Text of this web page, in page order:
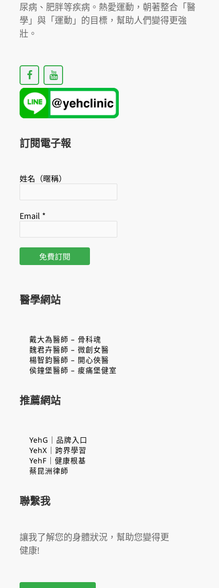
尿病、肥胖等疾病。熱愛運動，朝著整合「醫
學」與「運動」的目標，幫助人們變得更強
壯。
F
a
c
e
b
o
k
Y
o
u
t
u
b
訂閱電子報
姓名（暱稱）
Email *
醫學網站
戴大為醫師 – 骨科魂
魏君卉醫師 – 微創女醫
楊智鈞醫師 – 開心俠醫
侯鐘堡醫師 – 痠痛堡健室
推薦網站
YehG｜品牌入口
YehX｜跨界學習
YehF｜健康根基
蔡昆洲律師
聯繫我
讓我了解您的身體狀況，幫助您變得更
健康!